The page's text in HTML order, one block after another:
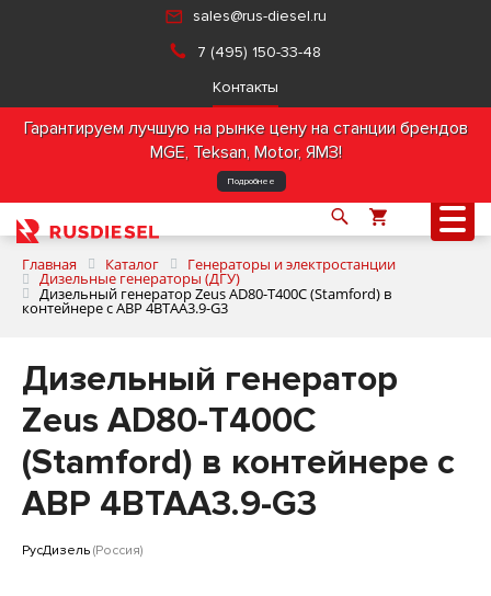
sales@rus-diesel.ru
7 (495) 150-33-48
Контакты
Гарантируем лучшую на рынке цену на станции брендов
MGE, Teksan, Motor, ЯМЗ!
Подробнее
Продукция
Клиентам
Главная Каталог Генераторы и электростанции
Дизельные генераторы (ДГУ)
Дизельный генератор Zeus AD80-T400C (Stamford) в
контейнере с АВР 4BTAA3.9-G3
Дизельный генератор
Zeus AD80-T400C
(Stamford) в контейнере с
АВР 4BTAA3.9-G3
РусДизель (Россия)